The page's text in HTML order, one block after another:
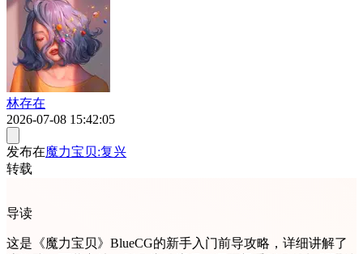
林存在
2026-07-08 15:42:05
发布在魔力宝贝:复兴
转载
导读
这是《魔力宝贝》BlueCG的新手入门前导攻略，详细讲解了